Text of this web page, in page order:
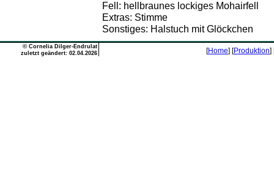
Fell: hellbraunes lockiges Mohairfell
Extras: Stimme
Sonstiges: Halstuch mit Glöckchen
©Cornelia Dilger-Endrulat
zuletzt geändert: 02.04.2026
[Home] [Produktion]